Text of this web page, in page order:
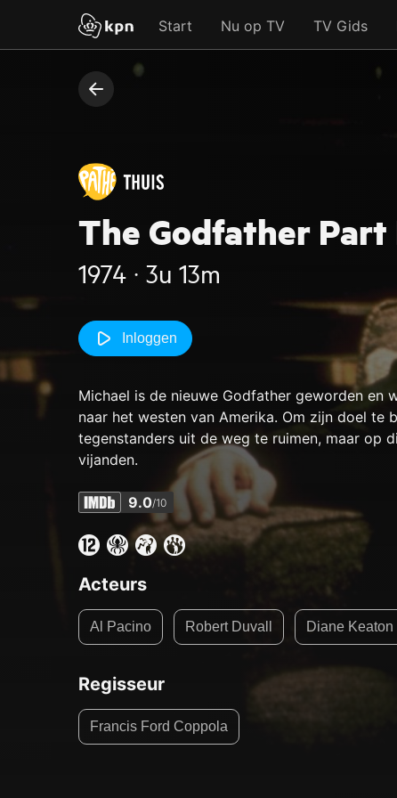
Start Nu op TV TV Gids
The Godfather Part
1974 ‧ 3u 13m
Inloggen
Michael is de nieuwe Godfather geworden en
naar het westen van Amerika. Om zijn doel te
tegenstanders uit de weg te ruimen, maar op
vijanden.
9.0/10
Acteurs
Al Pacino Robert Duvall Diane Keaton
Regisseur
Francis Ford Coppola